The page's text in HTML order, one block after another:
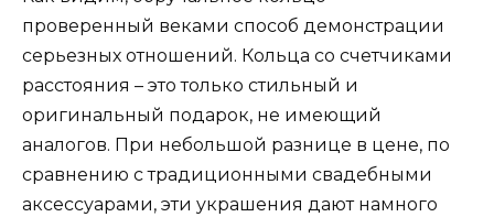
проверенный веками способ демонстрации
серьезных отношений. Кольца со счетчиками
расстояния – это только стильный и
оригинальный подарок, не имеющий
аналогов. При небольшой разнице в цене, по
сравнению с традиционными свадебными
аксессуарами, эти украшения дают намного